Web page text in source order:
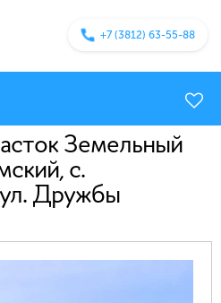
+7 (3812) 63-55-88
Земельный
с.
Дружбы